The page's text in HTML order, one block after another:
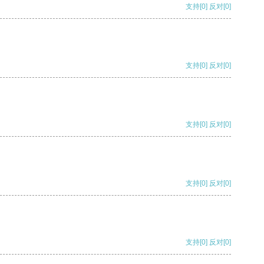
支持[0] 反对[0]
支持[0] 反对[0]
支持[0] 反对[0]
支持[0] 反对[0]
支持[0] 反对[0]